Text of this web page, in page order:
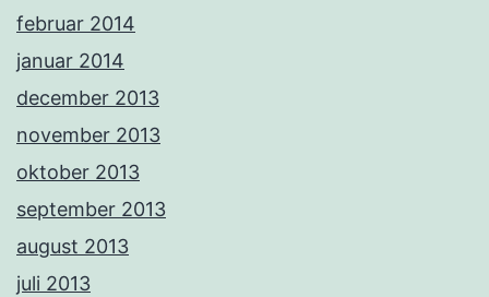
februar 2014
januar 2014
december 2013
november 2013
oktober 2013
september 2013
august 2013
juli 2013